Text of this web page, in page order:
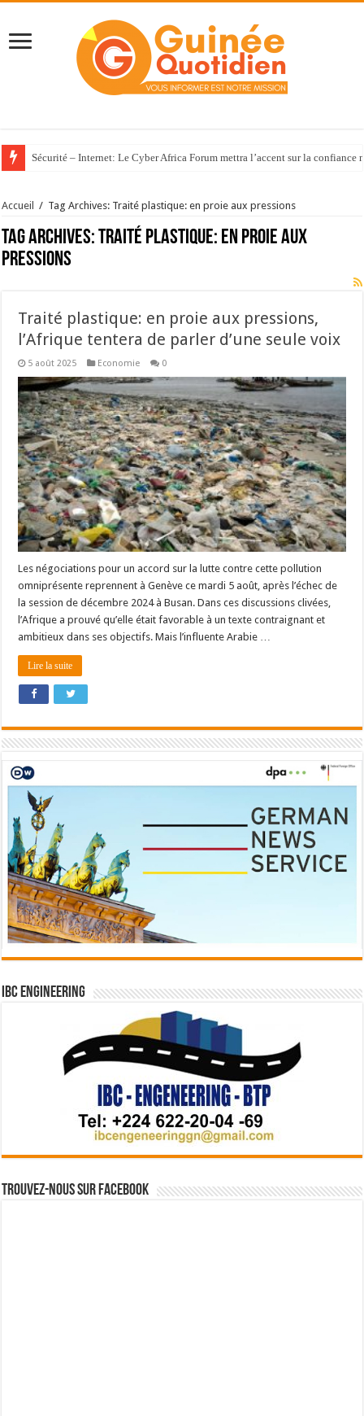
Sécurité – Internet: Le Cyber Africa Forum mettra l’accent sur la confiance
Accueil / Tag Archives: Traité plastique: en proie aux pressions
Tag Archives:Traité plastique: en proie aux
pressions
Traité plastique: en proie aux pressions,
l’Afrique tentera de parler d’une seule voix
5 août 2025 Economie 0
Les négociations pour un accord sur la lutte contre cette pollution
omniprésente reprennent à Genève ce mardi 5 août, après l’échec de
la session de décembre 2024 à Busan. Dans ces discussions clivées,
l’Afrique a prouvé qu’elle était favorable à un texte contraignant et
ambitieux dans ses objectifs. Mais l’influente Arabie …
Lire la suite
IBC Engineering
Trouvez-nous sur Facebook